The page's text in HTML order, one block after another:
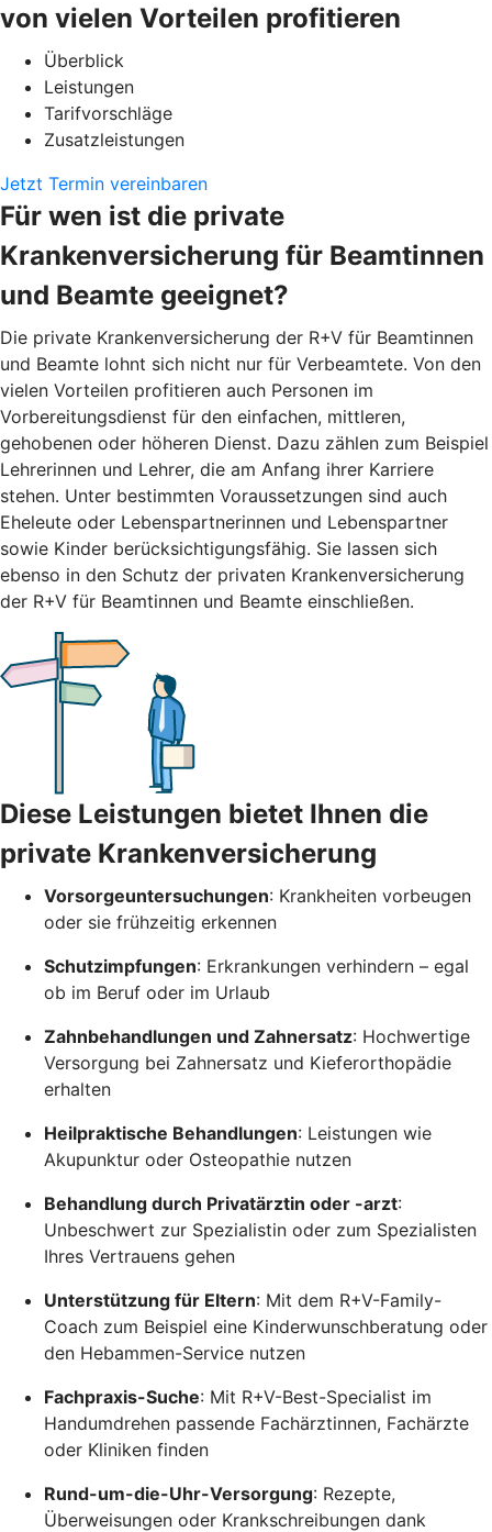
von vielen Vorteilen profitieren
Überblick
Leistungen
Tarifvorschläge
Zusatzleistungen
Jetzt Termin vereinbaren
Für wen ist die private
Krankenversicherung für Beamtinnen
und Beamte geeignet?
Die private Krankenversicherung der R+V für Beamtinnen
und Beamte lohnt sich nicht nur für Verbeamtete. Von den
vielen Vorteilen profitieren auch Personen im
Vorbereitungsdienst für den einfachen, mittleren,
gehobenen oder höheren Dienst. Dazu zählen zum Beispiel
Lehrerinnen und Lehrer, die am Anfang ihrer Karriere
stehen. Unter bestimmten Voraussetzungen sind auch
Eheleute oder Lebenspartnerinnen und Lebenspartner
sowie Kinder berücksichtigungsfähig. Sie lassen sich
ebenso in den Schutz der privaten Krankenversicherung
der R+V für Beamtinnen und Beamte einschließen.
Diese Leistungen bietet Ihnen die
private Krankenversicherung
Vorsorgeuntersuchungen: Krankheiten vorbeugen
oder sie frühzeitig erkennen
Schutzimpfungen: Erkrankungen verhindern – egal
ob im Beruf oder im Urlaub
Zahnbehandlungen und Zahnersatz: Hochwertige
Versorgung bei Zahnersatz und Kieferorthopädie
erhalten
Heilpraktische Behandlungen: Leistungen wie
Akupunktur oder Osteopathie nutzen
Behandlung durch Privatärztin oder -arzt:
Unbeschwert zur Spezialistin oder zum Spezialisten
Ihres Vertrauens gehen
Unterstützung für Eltern: Mit dem R+V-Family-
Coach zum Beispiel eine Kinderwunschberatung oder
den Hebammen-Service nutzen
Fachpraxis-Suche: Mit R+V-Best-Specialist im
Handumdrehen passende Fachärztinnen, Fachärzte
oder Kliniken finden
Rund-um-die-Uhr-Versorgung: Rezepte,
Überweisungen oder Krankschreibungen dank